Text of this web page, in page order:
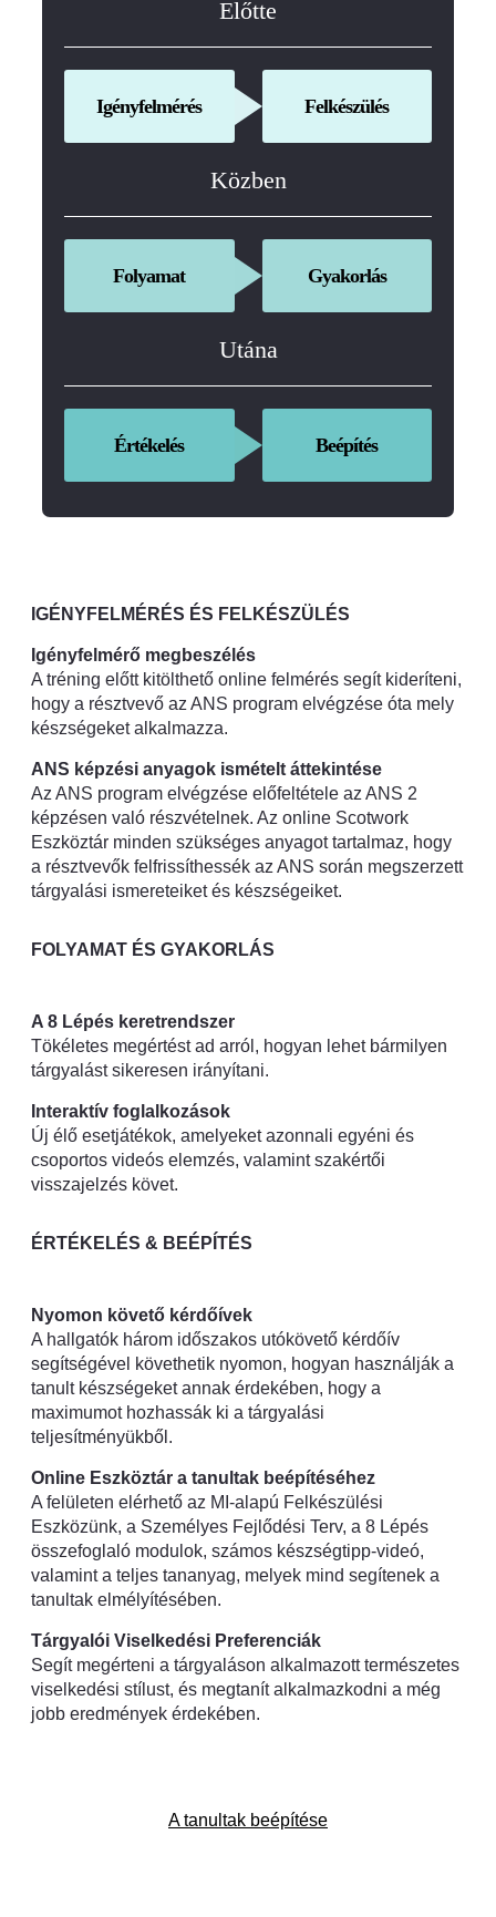
Előtte
Igényfelmérés Felkészülés
Közben
Folyamat Gyakorlás
Utána
Értékelés Beépítés
IGÉNYFELMÉRÉS ÉS FELKÉSZÜLÉS
Igényfelmérő megbeszélés
A tréning előtt kitölthető online felmérés segít kideríteni,
hogy a résztvevő az ANS program elvégzése óta mely
készségeket alkalmazza.
ANS képzési anyagok ismételt áttekintése
Az ANS program elvégzése előfeltétele az ANS 2
képzésen való részvételnek. Az online Scotwork
Eszköztár minden szükséges anyagot tartalmaz, hogy
a résztvevők felfrissíthessék az ANS során megszerzett
tárgyalási ismereteiket és készségeiket.
FOLYAMAT ÉS GYAKORLÁS
A 8 Lépés keretrendszer
Tökéletes megértést ad arról, hogyan lehet bármilyen
tárgyalást sikeresen irányítani.
Interaktív foglalkozások
Új élő esetjátékok, amelyeket azonnali egyéni és
csoportos videós elemzés, valamint szakértői
visszajelzés követ.
ÉRTÉKELÉS & BEÉPÍTÉS
Nyomon követő kérdőívek
A hallgatók három időszakos utókövető kérdőív
segítségével követhetik nyomon, hogyan használják a
tanult készségeket annak érdekében, hogy a
maximumot hozhassák ki a tárgyalási
teljesítményükből.
Online Eszköztár a tanultak beépítéséhez
A felületen elérhető az MI-alapú Felkészülési
Eszközünk, a Személyes Fejlődési Terv, a 8 Lépés
összefoglaló modulok, számos készségtipp-videó,
valamint a teljes tananyag, melyek mind segítenek a
tanultak elmélyítésében.
Tárgyalói Viselkedési Preferenciák
Segít megérteni a tárgyaláson alkalmazott természetes
viselkedési stílust, és megtanít alkalmazkodni a még
jobb eredmények érdekében.
A tanultak beépítése